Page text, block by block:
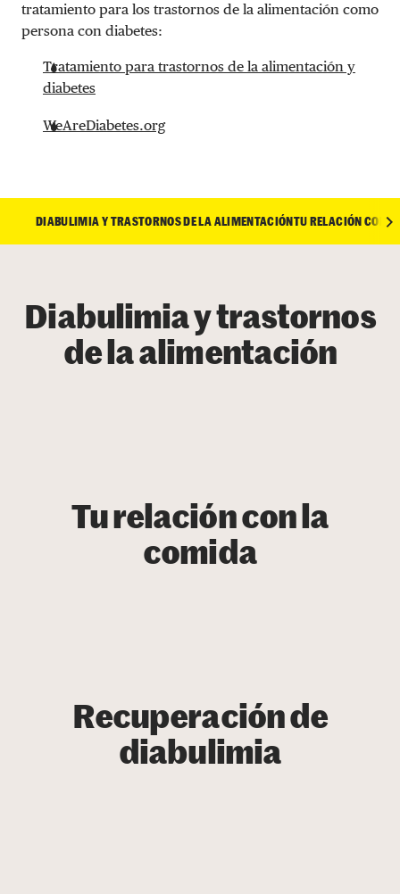
tratamiento para los trastornos de la alimentación como
persona con diabetes:
Tratamiento para trastornos de la alimentación y
diabetes
WeAreDiabetes.org
DIABULIMIA Y TRASTORNOS DE LA ALIMENTACIÓN TU RELACIÓN CON
Diabulimia y trastornos
de la alimentación
Tu relación con la
comida
Recuperación de
diabulimia